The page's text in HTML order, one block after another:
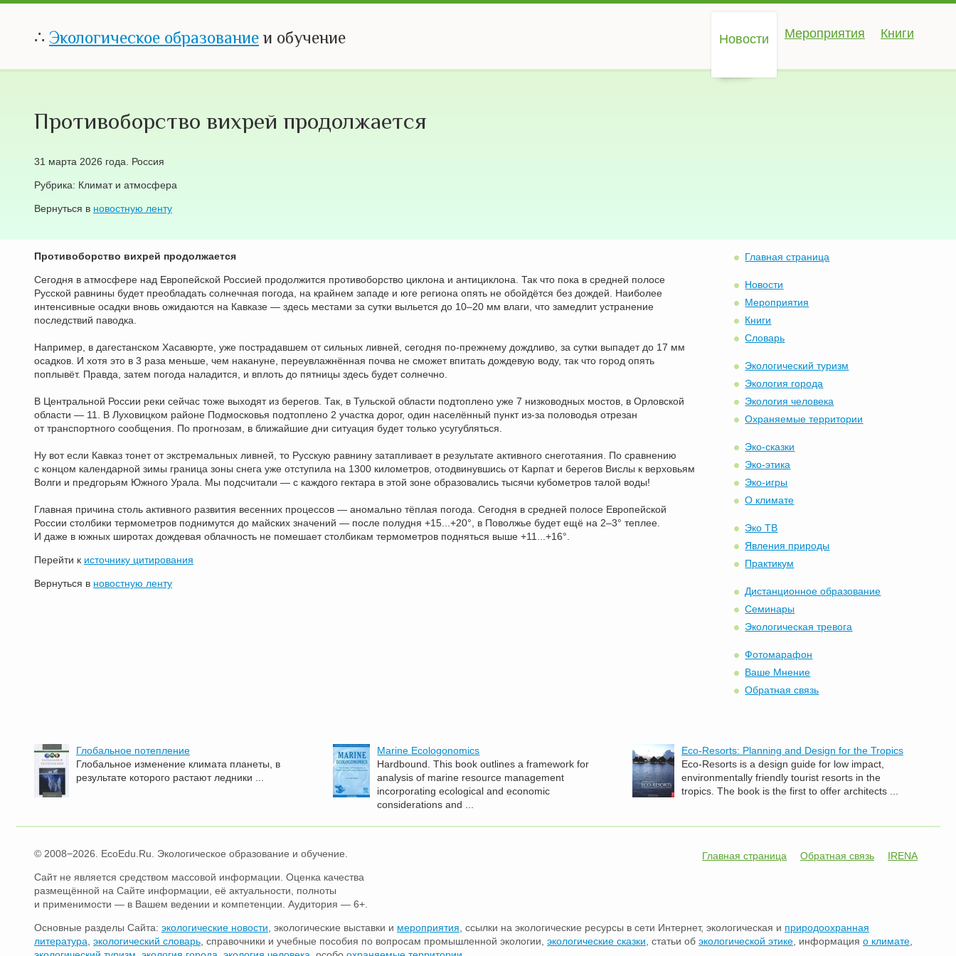
∴ Экологическое образование и обучение Новости Мероприятия Книги
Противоборство вихрей продолжается
31 марта 2026 года. Россия
Рубрика: Климат и атмосфера
Вернуться в новостную ленту
Противоборство вихрей продолжается
Сегодня в атмосфере над Европейской Россией продолжится противоборство циклона и антициклона. Так что пока в средней полосе
Русской равнины будет преобладать солнечная погода, на крайнем западе и юге региона опять не обойдётся без дождей. Наиболее
интенсивные осадки вновь ожидаются на Кавказе — здесь местами за сутки выльется до 10–20 мм влаги, что замедлит устранение
последствий паводка.
Например, в дагестанском Хасавюрте, уже пострадавшем от сильных ливней, сегодня по-прежнему дождливо, за сутки выпадет до 17 мм
осадков. И хотя это в 3 раза меньше, чем накануне, переувлажнённая почва не сможет впитать дождевую воду, так что город опять
поплывёт. Правда, затем погода наладится, и вплоть до пятницы здесь будет солнечно.
В Центральной России реки сейчас тоже выходят из берегов. Так, в Тульской области подтоплено уже 7 низководных мостов, в Орловской
области — 11. В Луховицком районе Подмосковья подтоплено 2 участка дорог, один населённый пункт из-за половодья отрезан
от транспортного сообщения. По прогнозам, в ближайшие дни ситуация будет только усугубляться.
Ну вот если Кавказ тонет от экстремальных ливней, то Русскую равнину затапливает в результате активного снеготаяния. По сравнению
с концом календарной зимы граница зоны снега уже отступила на 1300 километров, отодвинувшись от Карпат и берегов Вислы к верховьям
Волги и предгорьям Южного Урала. Мы подсчитали — с каждого гектара в этой зоне образовались тысячи кубометров талой воды!
Главная причина столь активного развития весенних процессов — аномально тёплая погода. Сегодня в средней полосе Европейской
России столбики термометров поднимутся до майских значений — после полудня +15...+20°, в Поволжье будет ещё на 2–3° теплее.
И даже в южных широтах дождевая облачность не помешает столбикам термометров подняться выше +11...+16°.
Перейти к источнику цитирования
Вернуться в новостную ленту
Главная страница
Новости
Мероприятия
Книги
Словарь
Экологический туризм
Экология города
Экология человека
Охраняемые территории
Эко-сказки
Эко-этика
Эко-игры
О климате
Эко ТВ
Явления природы
Практикум
Дистанционное образование
Семинары
Экологическая тревога
Фотомарафон
Ваше Мнение
Обратная связь
Глобальное потепление
Глобальное изменение климата планеты, в
результате которого растают ледники ...
Marine Ecologonomics
Hardbound. This book outlines a framework for
analysis of marine resource management
incorporating ecological and economic
considerations and ...
Eco-Resorts: Planning and Design for the Tropics
Eco-Resorts is a design guide for low impact,
environmentally friendly tourist resorts in the
tropics. The book is the first to offer architects ...
© 2008−2026. EcoEdu.Ru. Экологическое образование и обучение.
Сайт не является средством массовой информации. Оценка качества
размещённой на Сайте информации, её актуальности, полноты
и применимости — в Вашем ведении и компетенции. Аудитория — 6+.
Главная страница Обратная связь IRENA
Основные разделы Сайта: экологические новости, экологические выставки и мероприятия, ссылки на экологические ресурсы в сети Интернет, экологическая и природоохранная
литература, экологический словарь, справочники и учебные пособия по вопросам промышленной экологии, экологические сказки, статьи об экологической этике, информация о климате,